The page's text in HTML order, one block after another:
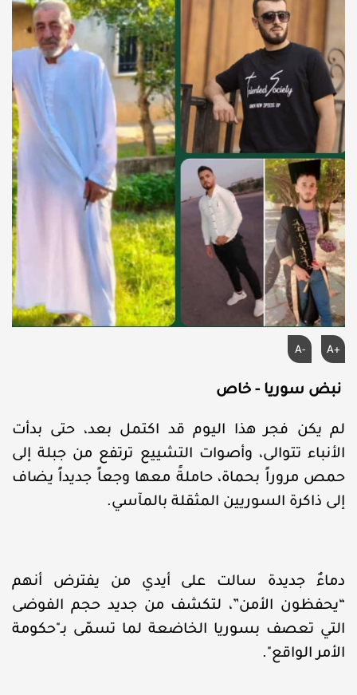
A+
A-
نبض سوريا - خاص
لم يكن فجر هذا اليوم قد اكتمل بعد، حتى بدأت
الأنباء تتوالى، وأصوات التشييع ترتفع من جبلة إلى
حمص مروراً بحماة، حاملةً معها وجعاً جديداً يضاف
إلى ذاكرة السوريين المثقلة بالمآسي.
دماءٌ جديدة سالت على أيدي من يفترض أنهم
“يحفظون الأمن”، لتكشف من جديد حجم الفوضى
التي تعصف بسوريا الخاضعة لما تسمّى بـ"حكومة
الأمر الواقع".